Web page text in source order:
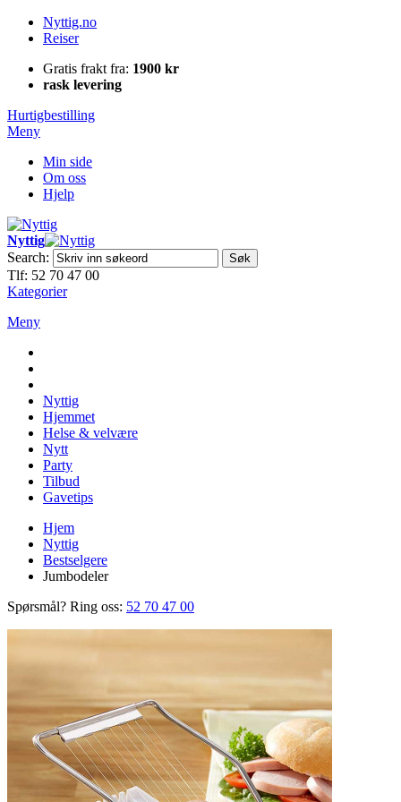
Nyttig.no
Reiser
Gratis frakt fra: 1900 kr
rask levering
Hurtigbestilling
Meny
Min side
Om oss
Hjelp
Nyttig
Search:
Søk
Tlf: 52 70 47 00
Kategorier
Meny
Nyttig
Hjemmet
Helse & velvære
Nytt
Party
Tilbud
Gavetips
Hjem
Nyttig
Bestselgere
Jumbodeler
Spørsmål? Ring oss: 52 70 47 00